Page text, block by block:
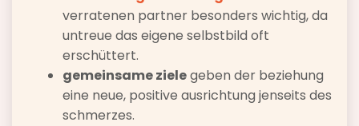
verratenen partner besonders wichtig, da
untreue das eigene selbstbild oft
erschüttert.
gemeinsame zielegeben der beziehung
eine neue, positive ausrichtung jenseits des
schmerzes.